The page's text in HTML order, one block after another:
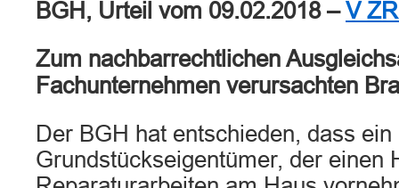
BGH, Urteil vom 09.02.2018 –V
Zum nachbarrechtlichen
Fachunternehmen verursachten
Der BGH hat entschieden, dass ein
Grundstückseigentümer, der einen